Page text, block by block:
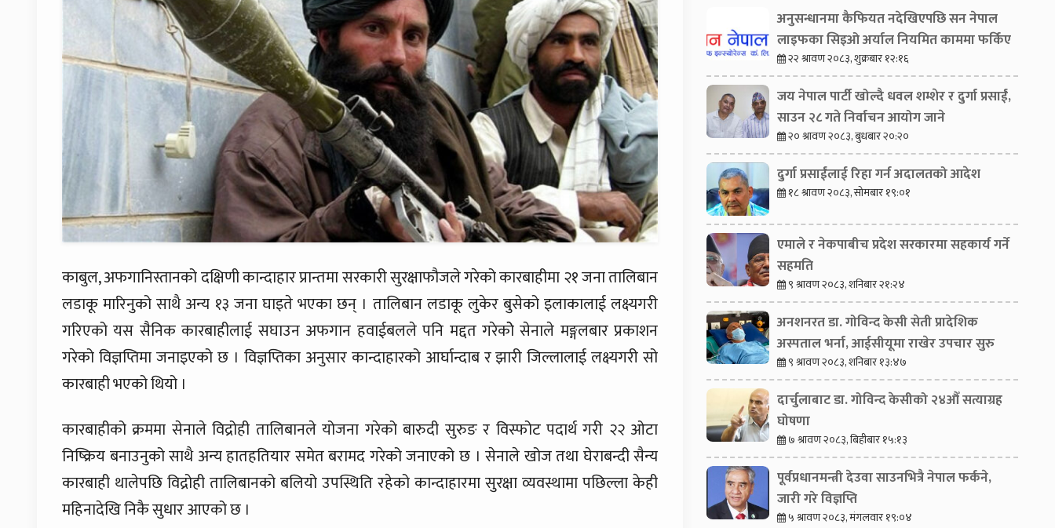
काबुल, अफगानिस्तानको दक्षिणी कान्दाहार प्रान्तमा सरकारी सुरक्षाफौजले गरेको कारबाहीमा २१ जना तालिबान
लडाकू मारिनुको साथै अन्य १३ जना घाइते भएका छन् । तालिबान लडाकू लुकेर बुसेको इलाकालाई लक्ष्यगरी
गरिएको यस सैनिक कारबाहीलाई सघाउन अफगान हवाईबलले पनि मद्दत गरेकोे सेनाले मङ्गलबार प्रकाशन
गरेको विज्ञप्तिमा जनाइएको छ । विज्ञप्तिका अनुसार कान्दाहारको आर्घान्दाब र झारी जिल्लालाई लक्ष्यगरी सो
कारबाही भएको थियो ।
कारबाहीको क्रममा सेनाले विद्रोही तालिबानले योजना गरेको बारुदी सुरुङ र विस्फोट पदार्थ गरी २२ ओटा
निष्क्रिय बनाउनुको साथै अन्य हातहतियार समेत बरामद गरेको जनाएको छ । सेनाले खोज तथा घेराबन्दी सैन्य
कारबाही थालेपछि विद्रोही तालिबानको बलियो उपस्थिति रहेको कान्दाहारमा सुरक्षा व्यवस्थामा पछिल्ला केही
महिनादेखि निकै सुधार आएको छ ।
अनुसन्धानमा कैफियत नदेखिएपछि सन नेपाल
लाइफका सिइओ अर्याल नियमित काममा फर्किए
२२ श्रावण २०८३, शुक्रबार १२:१६
जय नेपाल पार्टी खोल्दै धवल शम्शेर र दुर्गा प्रसाईं,
साउन २८ गते निर्वाचन आयोग जाने
२० श्रावण २०८३, बुधबार २०:२०
दुर्गा प्रसाईंलाई रिहा गर्न अदालतको आदेश
१८ श्रावण २०८३, सोमबार १९:०१
एमाले र नेकपाबीच प्रदेश सरकारमा सहकार्य गर्ने
सहमति
९ श्रावण २०८३, शनिबार २१:२४
अनशनरत डा. गोविन्द केसी सेती प्रादेशिक
अस्पताल भर्ना, आईसीयूमा राखेर उपचार सुरु
९ श्रावण २०८३, शनिबार १३:४७
दार्चुलाबाट डा. गोविन्द केसीको २४औँ सत्याग्रह
घोषणा
७ श्रावण २०८३, बिहीबार १५:१३
पूर्वप्रधानमन्त्री देउवा साउनभित्रै नेपाल फर्कने,
जारी गरे विज्ञप्ति
५ श्रावण २०८३, मंगलवार १९:०४